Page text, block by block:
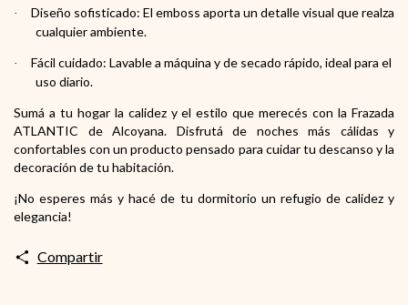
·
Diseño sofisticado: El emboss aporta un detalle visual que realza
cualquier ambiente.
·
Fácil cuidado: Lavable a máquina y de secado rápido, ideal para el
uso diario.
Sumá a tu hogar la calidez y el estilo que merecés con la Frazada
ATLANTIC de Alcoyana. Disfrutá de noches más cálidas y
confortables con un producto pensado para cuidar tu descanso y la
decoración de tu habitación.
¡No esperes más y hacé de tu dormitorio un refugio de calidez y
elegancia!
Compartir